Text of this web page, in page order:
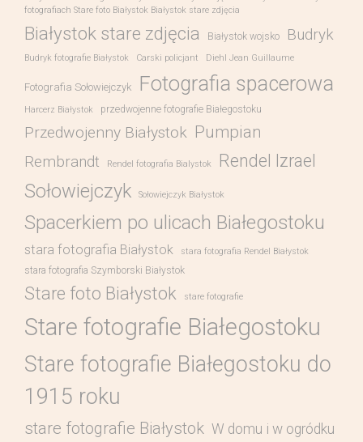
fotografiach Stare foto Białystok Białystok stare zdjęcia
Białystok stare zdjęcia Białystok wojsko Budryk
Budryk fotografie Białystok Carski policjant Diehl Jean Guillaume
Fotografia Sołowiejczyk Fotografia spacerowa
Harcerz Białystok przedwojenne fotografie Białegostoku
Przedwojenny Białystok Pumpian
Rembrandt Rendel fotografia Bialystok Rendel Izrael
Sołowiejczyk Sołowiejczyk Białystok
Spacerkiem po ulicach Białegostoku
stara fotografia Białystok stara fotografia Rendel Białystok
stara fotografia Szymborski Białystok
Stare foto Białystok stare fotografie
Stare fotografie Białegostoku
Stare fotografie Białegostoku do
1915 roku
stare fotografie Białystok W domu i w ogródku